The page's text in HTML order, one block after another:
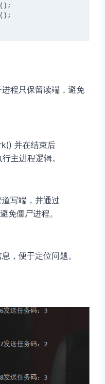
程只保留读端，避免
并在结束后
主进程逻辑。
写端，并通过
免僵尸进程。
，便于定位问题。